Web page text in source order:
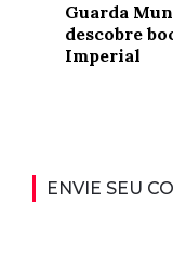
Guarda
descobre
Imperial
ENVIE SEU